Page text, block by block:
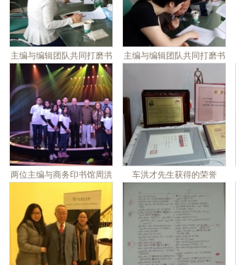
主编与编辑团队共同打磨书
稿1
主编与编辑团队共同打磨书
两位主编与商务印书馆周洪
波总编辑参加《人间真情》
车洪才先生获得的荣誉